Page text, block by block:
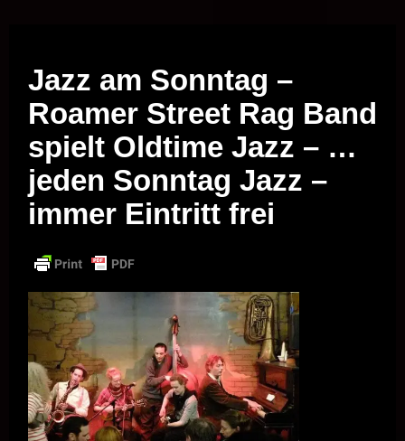
Jazz am Sonntag –
Roamer Street Rag Band
spielt Oldtime Jazz – …
jeden Sonntag Jazz –
immer Eintritt frei